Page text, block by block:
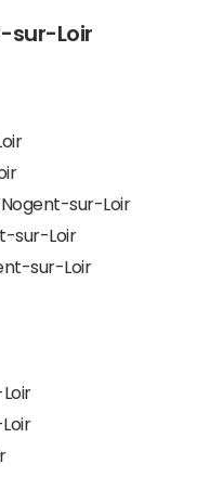
sur-Loir
sur-Loir
sur-Loir
sur-Loir